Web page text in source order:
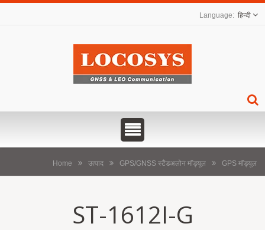
हिन्दी
Home उत्पाद GPS/GNSS स्टैंडअलोन मॉड्यूल GPS मॉड्यूल
ST-1612I-G